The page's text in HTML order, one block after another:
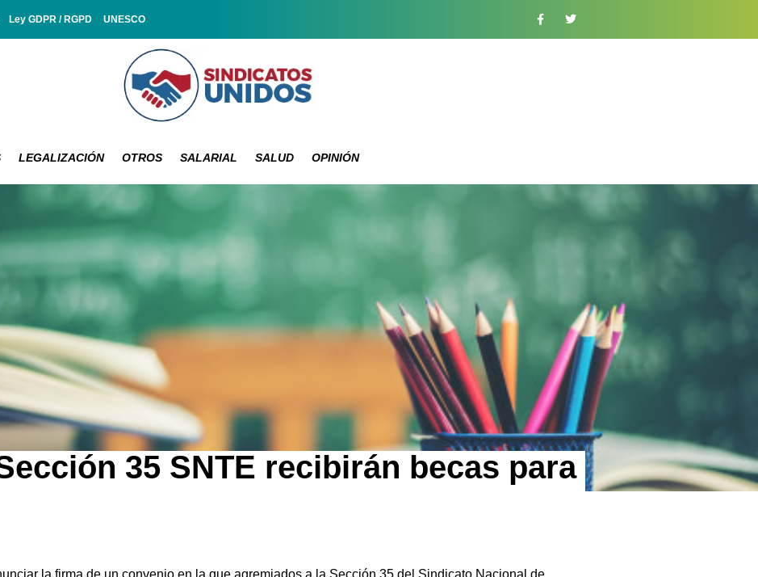
Ley GDPR / RGPD UNESCO
LEGALIZACIÓN OTROS SALARIAL SALUD OPINIÓN
35 SNTE recibirán becas para
la firma de un convenio en la que agremiados a la Sección 35 del Sindicato Nacional de